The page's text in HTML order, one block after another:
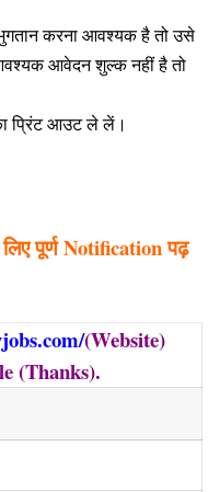
करना आवश्यक है तो उसे
आवेदन शुल्क नहीं है तो
प्रिंट आउट ले लें।
पूर्ण Notification पढ़
(Website)
(Thanks).